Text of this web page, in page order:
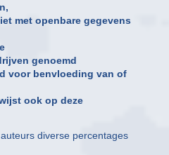
met openbare gegevens
genoemd
voor benvloeding van of
ook op deze
diverse percentages